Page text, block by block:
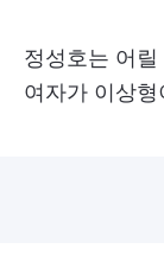
정성호는 어
여자가 이상